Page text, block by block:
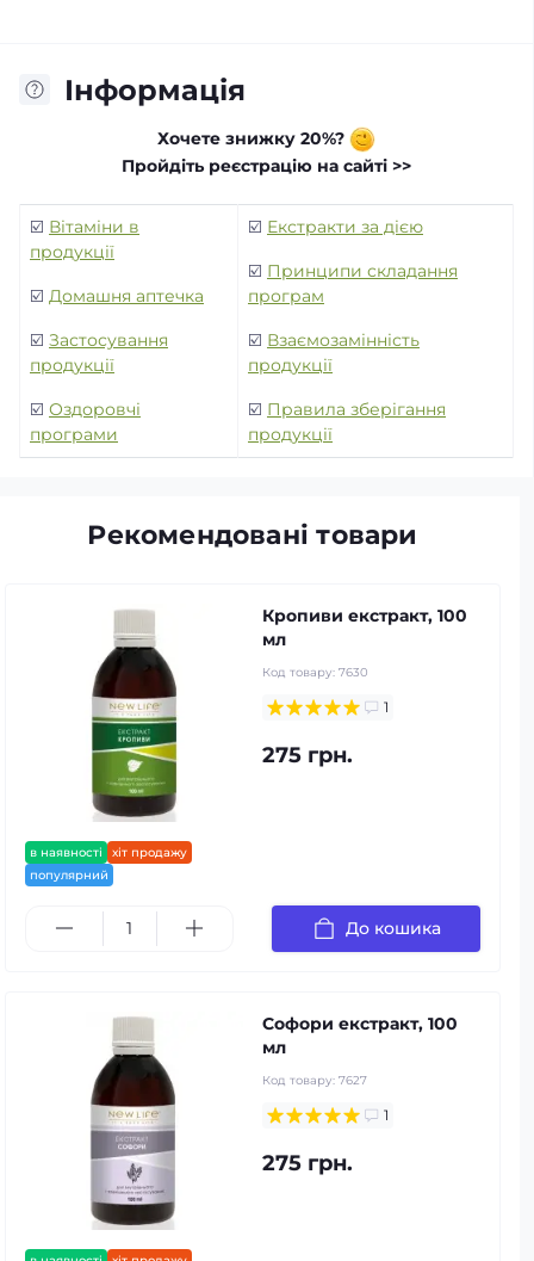
Інформація
Хочете знижку 20%?
Пройдіть реєстрацію на сайті >>
☑️ Вітаміни в
продукції
☑️ Домашня аптечка
☑️ Застосування
продукції
☑️ Оздоровчі
програми
☑️ Екстракти за дією
☑️ Принципи складання
програм
☑️ Взаємозамінність
продукції
☑️ Правила зберігання
продукції
Рекомендовані товари
в наявності
хіт продажу
популярний
Кропиви екстракт, 100
мл
Код товару: 7630
1
275 грн.
До кошика
Софори екстракт, 100
мл
Код товару: 7627
1
275 грн.